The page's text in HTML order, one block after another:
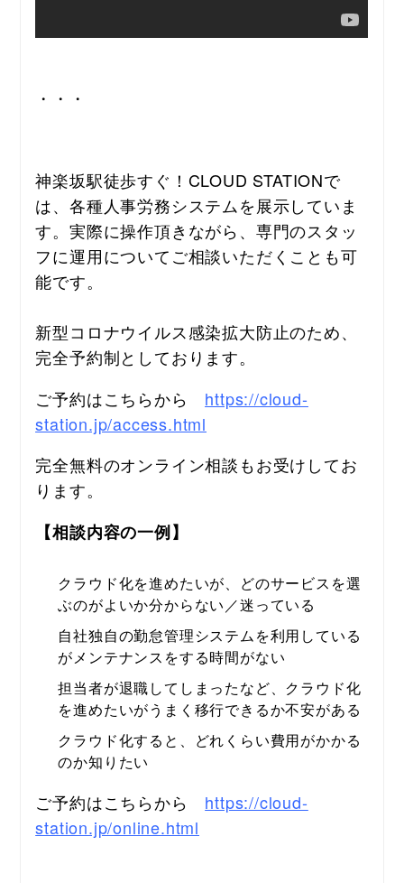
・・・
神楽坂駅徒歩すぐ！CLOUD STATIONで
は、各種人事労務システムを展示していま
す。実際に操作頂きながら、専門のスタッ
フに運用についてご相談いただくことも可
能です。
新型コロナウイルス感染拡大防止のため、
完全予約制としております。
ご予約はこちらから https://cloud-
station.jp/access.html
完全無料のオンライン相談もお受けしてお
ります。
【相談内容の一例】
クラウド化を進めたいが、どのサービスを選
ぶのがよいか分からない／迷っている
自社独自の勤怠管理システムを利用している
がメンテナンスをする時間がない
担当者が退職してしまったなど、クラウド化
を進めたいがうまく移行できるか不安がある
クラウド化すると、どれくらい費用がかかる
のか知りたい
ご予約はこちらから https://cloud-
station.jp/online.html